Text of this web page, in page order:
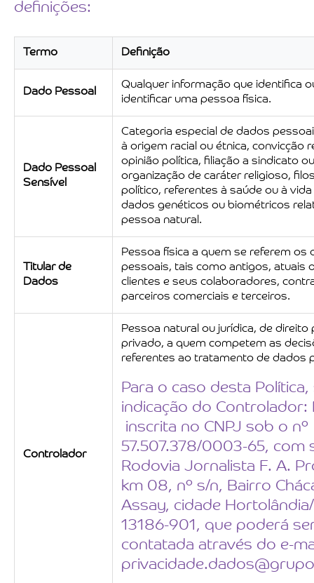
definições:
Termo Definição
Dado Pessoal
Qualquer informação que identifica
identificar uma pessoa física.
Dado Pessoal
Sensível
Categoria especial de dados
à origem racial ou étnica, convicção
opinião política, filiação a sindicato
organização de caráter religioso,
político, referentes à saúde ou à vida
dados genéticos ou biométricos
pessoa natural.
Titular de
Dados
Pessoa física a quem se referem os
pessoais, tais como antigos, atuais
clientes e seus colaboradores,
parceiros comerciais e terceiros.
Controlador
Pessoa natural ou jurídica, de direito
privado, a quem competem as
referentes ao tratamento de dados
Para o caso desta Política,
indicação do Controlador:
inscrita no CNPJ sob o nº
57.507.378/0003-65, com
Rodovia Jornalista F. A.
km 08, nº s/n, Bairro
Assay, cidade Hortolândia/
13186-901, que poderá
contatada através do e-